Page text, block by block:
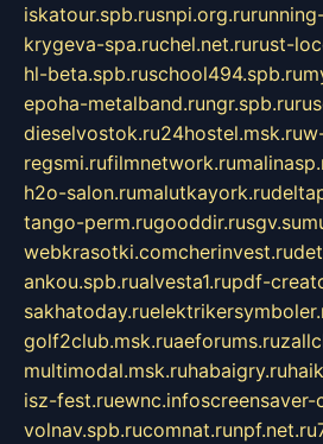
iskatour.spb.rusnpi.org.ru
krygeva-spa.ruchel.net.rurust-
hl-beta.spb.ruschool494.spb.ru
epoha-metalband.rungr.spb.ru
dieselvostok.ru24hostel.msk.ru
regsmi.rufilmnetwork.ru
h2o-salon.rumalutkayork.ru
tango-perm.rugooddir.rusgv.su
webkrasotki.comcherinvest.ru
ankou.spb.rualvesta1.rupdf-
sakhatoday.ru
golf2club.msk.ruaeforums.ru
multimodal.msk.ruhabaigry.ru
isz-fest.ruewnc.info
volnav.spb.rucomnat.runpf.net.ru